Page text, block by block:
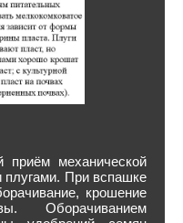
приём механической
плугами. При вспашке
крошение
Оборачиванием